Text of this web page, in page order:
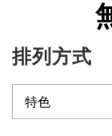
排列方式